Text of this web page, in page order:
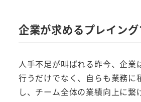
企業が求めるプレイン
人手不足が叫ばれる昨今、企
行うだけでなく、自らも業務に
し、チーム全体の業績向上に繋